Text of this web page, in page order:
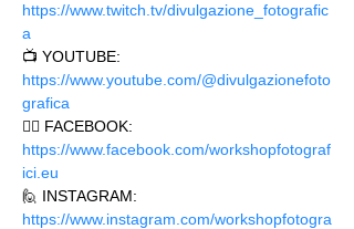
https://www.twitch.tv/divulgazione_fotografic
a
📺 YOUTUBE:
https://www.youtube.com/@divulgazionefoto
grafica
🙋‍♂️ FACEBOOK:
https://www.facebook.com/workshopfotograf
ici.eu
🙋 INSTAGRAM:
https://www.instagram.com/workshopfotogra